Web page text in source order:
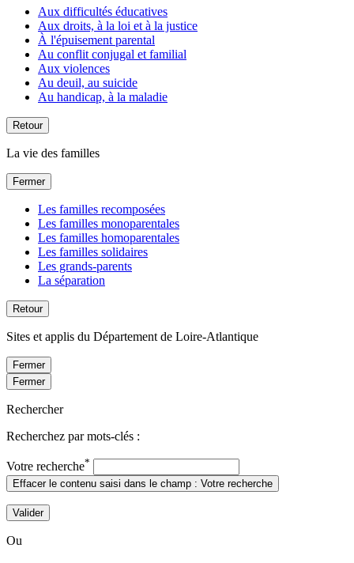
Aux difficultés éducatives
Aux droits, à la loi et à la justice
À l'épuisement parental
Au conflit conjugal et familial
Aux violences
Au deuil, au suicide
Au handicap, à la maladie
Retour
La vie des familles
Fermer
Les familles recomposées
Les familles monoparentales
Les familles homoparentales
Les familles solidaires
Les grands-parents
La séparation
Retour
Sites et applis du Département de Loire-Atlantique
Fermer
Fermer
Rechercher
Recherchez par mots-clés :
Votre recherche*
Effacer le contenu saisi dans le champ : Votre recherche
Valider
Ou